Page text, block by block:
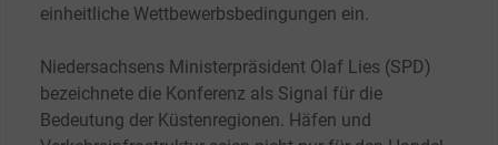
einheitliche Wettbewerbsbedingungen ein.
Niedersachsens Ministerpräsident Olaf Lies (SPD)
bezeichnete die Konferenz als Signal für die
Bedeutung der Küstenregionen. Häfen und